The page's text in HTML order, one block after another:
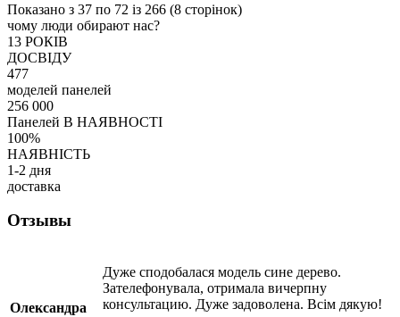
Показано з 37 по 72 із 266 (8 сторінок)
чому люди обирают нас?
13 РОКІВ
ДОСВІДУ
477
моделей панелей
256 000
Панелей В НАЯВНОСТІ
100%
НАЯВНІСТЬ
1-2 дня
доставка
Отзывы
Олександра
Дуже сподобалася модель сине дерево.
Зателефонувала, отримала вичерпну
консультацию. Дуже задоволена. Всім дякую!